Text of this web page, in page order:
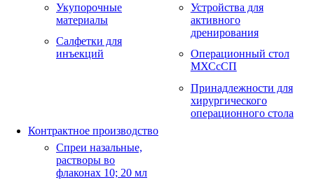
Укупорочные
материалы
Салфетки для
инъекций
Устройства для
активного
дренирования
Операционный стол
МХСсСП
Принадлежности для
хирургического
операционного стола
Контрактное производство
Спреи назальные,
растворы во
флаконах 10; 20 мл